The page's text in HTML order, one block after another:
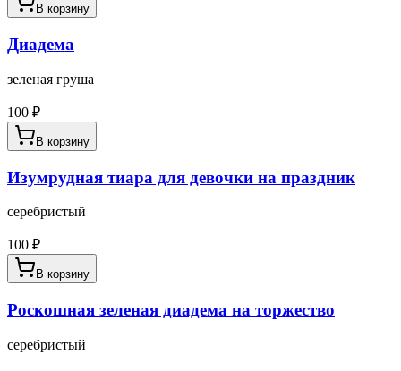
В корзину
Диадема
зеленая груша
100 ₽
В корзину
Изумрудная тиара для девочки на праздник
серебристый
100 ₽
В корзину
Роскошная зеленая диадема на торжество
серебристый